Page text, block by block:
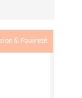
& Pauvreté